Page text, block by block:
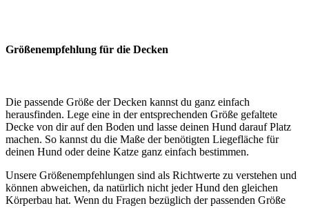
Größenempfehlung für die Decken
Die passende Größe der Decken kannst du ganz einfach
herausfinden. Lege eine in der entsprechenden Größe gefaltete
Decke von dir auf den Boden und lasse deinen Hund darauf Platz
machen. So kannst du die Maße der benötigten Liegefläche für
deinen Hund oder deine Katze ganz einfach bestimmen.
Unsere Größenempfehlungen sind als Richtwerte zu verstehen und
können abweichen, da natürlich nicht jeder Hund den gleichen
Körperbau hat. Wenn du Fragen bezüglich der passenden Größe